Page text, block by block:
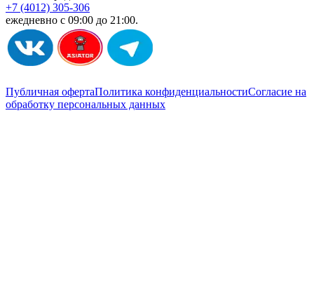
+7 (4012) 305-306
ежедневно с 09:00 до 21:00.
Публичная офертаПолитика конфиденциальностиСогласие на
обработку персональных данных